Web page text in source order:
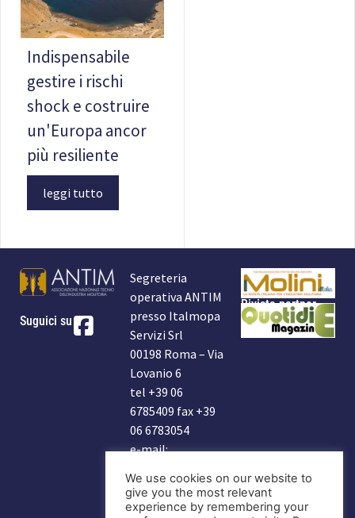
Indispensabile
gestire i rischi
shock e costruire
un'Europa ancor
più resiliente
leggi tutto
Suguici su
Segreteria
operativa ANTIM
presso Italmopa
Servizi Srl
00198 Roma – Via
Lovanio 6
tel +39 06
6785409 fax +39
06 6783054
e-mail:
indirizzo Antim:
antim2006@libero.it
Rivista partner
We use cookies on our website to
give you the most relevant
experience by remembering your